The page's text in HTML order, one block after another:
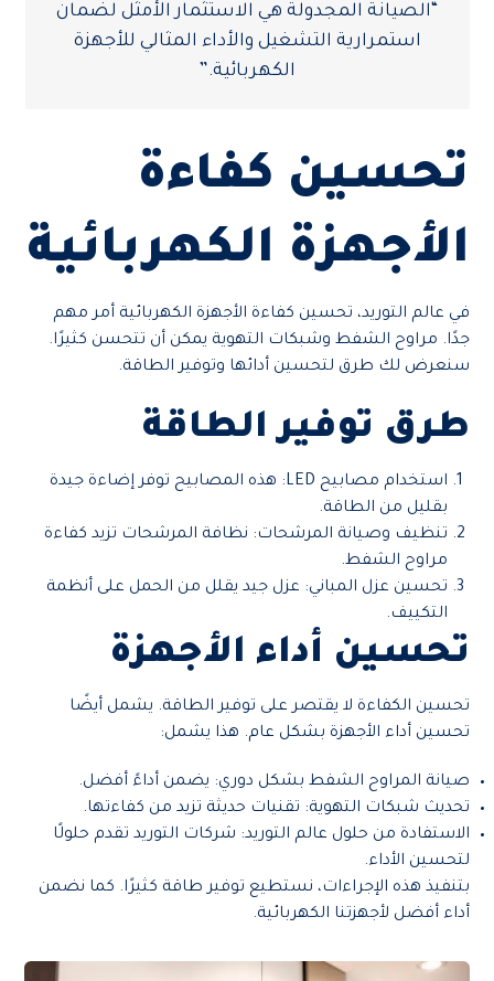
“الصيانة المجدولة هي الاستثمار الأمثل لضمان
استمرارية التشغيل والأداء المثالي للأجهزة
الكهربائية.”
تحسين كفاءة
الأجهزة الكهربائية
في عالم التوريد، تحسين كفاءة الأجهزة الكهربائية أمر مهم
جدًا. مراوح الشفط وشبكات التهوية يمكن أن تتحسن كثيرًا.
سنعرض لك طرق لتحسين أدائها وتوفير الطاقة.
طرق توفير الطاقة
استخدام مصابيح LED: هذه المصابيح توفر إضاءة جيدة
بقليل من الطاقة.
تنظيف وصيانة المرشحات: نظافة المرشحات تزيد كفاءة
مراوح الشفط.
تحسين عزل المباني: عزل جيد يقلل من الحمل على أنظمة
التكييف.
تحسين أداء الأجهزة
تحسين الكفاءة لا يقتصر على توفير الطاقة. يشمل أيضًا
تحسين أداء الأجهزة بشكل عام. هذا يشمل:
صيانة المراوح الشفط بشكل دوري: يضمن أداءً أفضل.
تحديث شبكات التهوية: تقنيات حديثة تزيد من كفاءتها.
الاستفادة من حلول عالم التوريد: شركات التوريد تقدم حلولًا
لتحسين الأداء.
بتنفيذ هذه الإجراءات، نستطيع توفير طاقة كثيرًا. كما نضمن
أداء أفضل لأجهزتنا الكهربائية.